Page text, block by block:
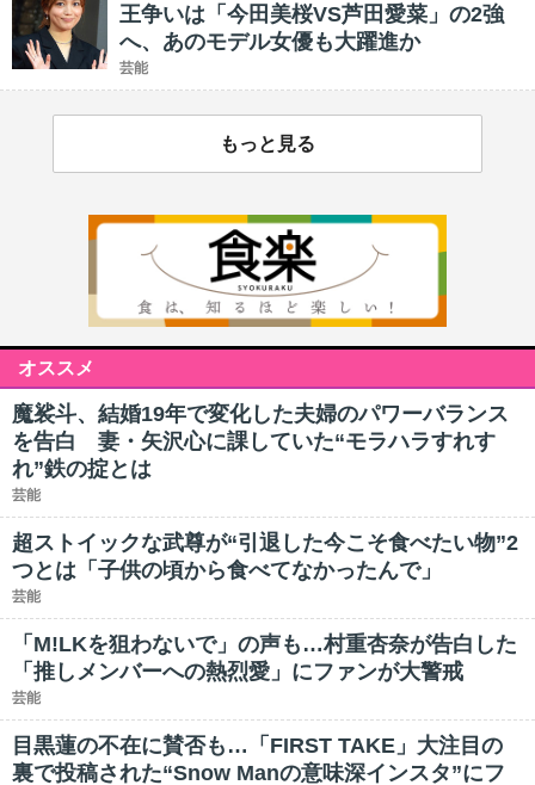
王争いは「今田美桜VS芦田愛菜」の2強
へ、あのモデル女優も大躍進か
芸能
もっと見る
オススメ
魔裟斗、結婚19年で変化した夫婦のパワーバランス
を告白 妻・矢沢心に課していた“モラハラすれす
れ”鉄の掟とは
芸能
超ストイックな武尊が“引退した今こそ食べたい物”2
つとは「子供の頃から食べてなかったんで」
芸能
「M!LKを狙わないで」の声も…村重杏奈が告白した
「推しメンバーへの熱烈愛」にファンが大警戒
芸能
目黒蓮の不在に賛否も…「FIRST TAKE」大注目の
裏で投稿された“Snow Manの意味深インスタ”にフ